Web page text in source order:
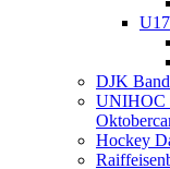
U17
DJK
UNIHOC
Hockey